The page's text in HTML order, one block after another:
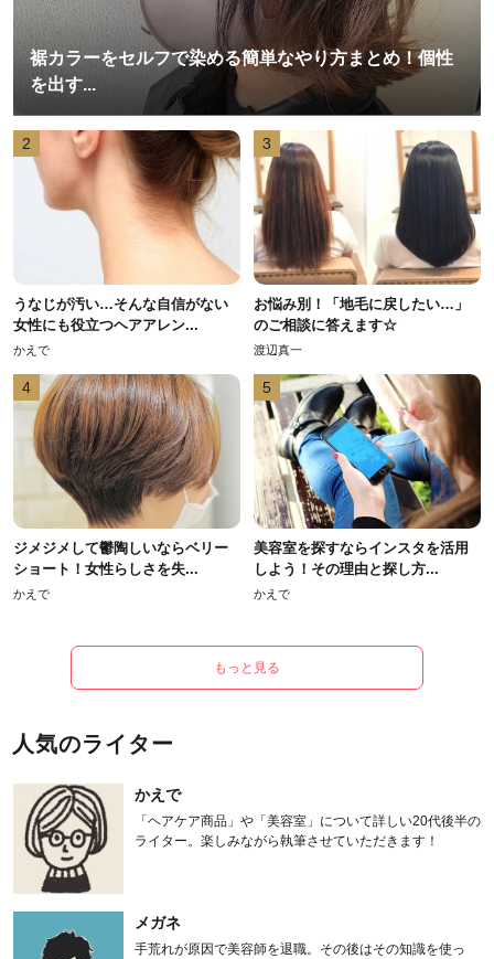
裾カラーをセルフで染める簡単なやり方まとめ！個性
を出す...
2
うなじが汚い…そんな自信がない
女性にも役立つヘアアレン...
かえで
3
お悩み別！「地毛に戻したい…」
のご相談に答えます☆
渡辺真一
4
ジメジメして鬱陶しいならベリー
ショート！女性らしさを失...
かえで
5
美容室を探すならインスタを活用
しよう！その理由と探し方...
かえで
もっと見る
人気のライター
かえで
「ヘアケア商品」や「美容室」について詳しい20代後半の
ライター。楽しみながら執筆させていただきます！
メガネ
手荒れが原因で美容師を退職。その後はその知識を使っ